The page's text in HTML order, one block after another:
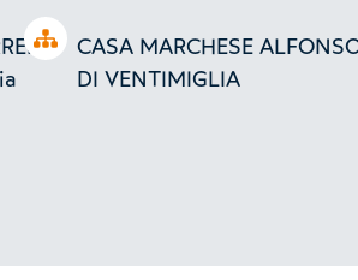
Open tree
CASA MARCHESE
DI VENTIMIGLIA